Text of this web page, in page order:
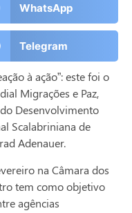
WhatsApp
Telegram
à ação”: este foi o
Migrações e Paz,
Desenvolvimento
Scalabriniana de
Adenauer.
na Câmara dos
tem como objetivo
agências